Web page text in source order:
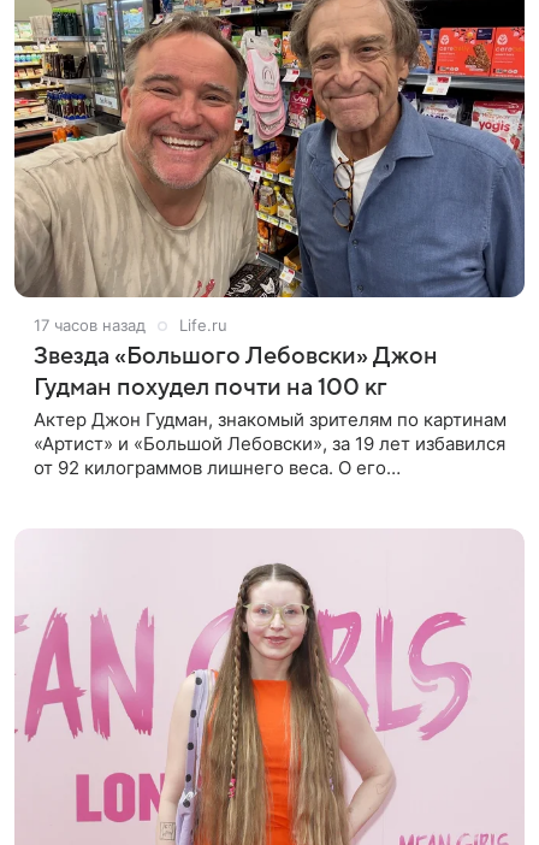
17 часов назад Life.ru
Звезда «Большого Лебовски» Джон
Гудман похудел почти на 100 кг
Актер Джон Гудман, знакомый зрителям по картинам
«Артист» и «Большой Лебовски», за 19 лет избавился
от 92 килограммов лишнего веса. О его